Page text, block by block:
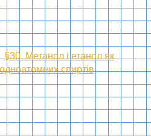
§30. Метанол і етанол як
спиртів